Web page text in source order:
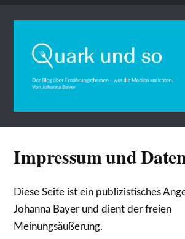
Impressum und
Diese Seite ist ein publizistisches
Johanna Bayer und dient der freien
Meinungsäußerung.